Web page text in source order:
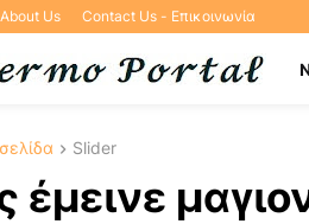
About Us Contact Us - Επικοινωνία
Slider
έμεινε